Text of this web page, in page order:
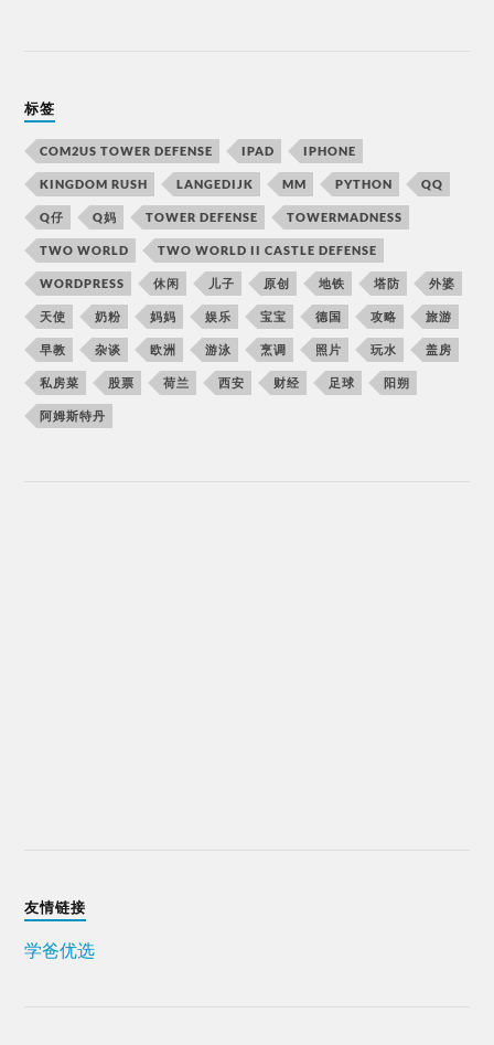
标签
COM2US TOWER DEFENSE IPAD IPHONE
KINGDOM RUSH LANGEDIJK MM PYTHON QQ
Q仔 Q妈 TOWER DEFENSE TOWERMADNESS
TWO WORLD TWO WORLD II CASTLE DEFENSE
WORDPRESS 休闲 儿子 原创 地铁 塔防 外婆
天使 奶粉 妈妈 娱乐 宝宝 德国 攻略 旅游
早教 杂谈 欧洲 游泳 烹调 照片 玩水 盖房
私房菜 股票 荷兰 西安 财经 足球 阳朔
阿姆斯特丹
友情链接
学爸优选